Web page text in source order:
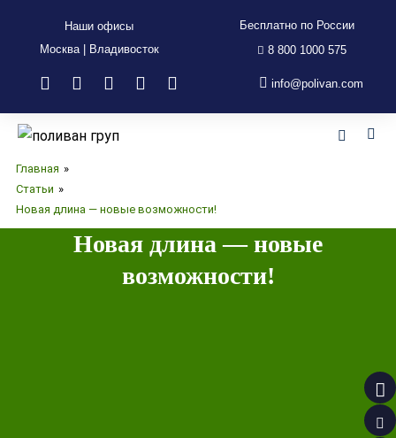
Наши офисы
Москва | Владивосток
Бесплатно по России
8 800 1000 575
info@polivan.com
Главная »
Статьи »
Новая длина — новые возможности!
Новая длина — новые
возможности!